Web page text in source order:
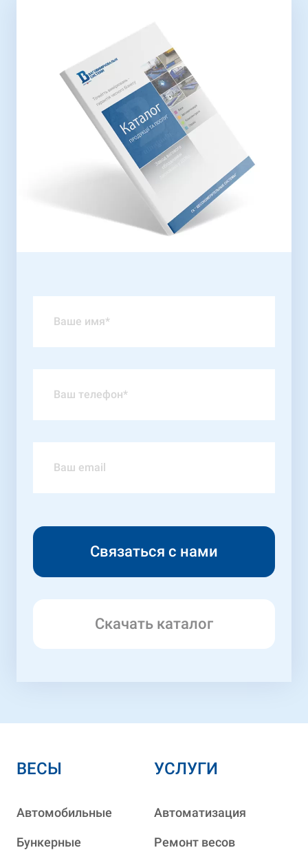
Скачать каталог
ВЕСЫ
Автомобильные
Бункерные
УСЛУГИ
Автоматизация
Ремонт весов